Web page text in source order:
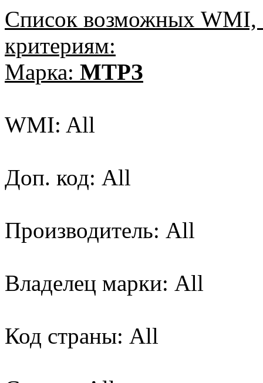
Список возможных
критериям:
Марка: МТРЗ
WMI: All
Доп. код: All
Производитель: All
Владелец марки: All
Код страны: All